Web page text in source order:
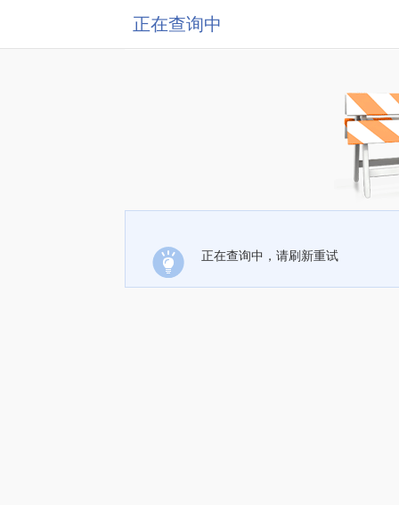
正在查询中
正在查询中，请刷新重试